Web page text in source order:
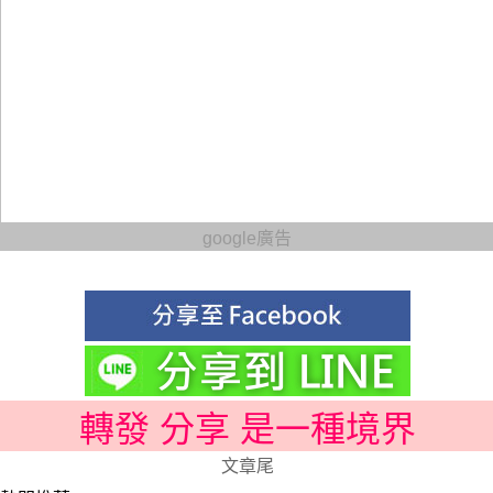
google廣告
轉發 分享 是一種境界
文章尾